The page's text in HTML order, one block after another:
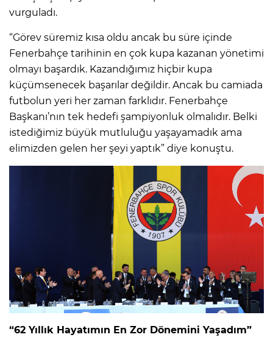
vurguladı.
“Görev süremiz kısa oldu ancak bu süre içinde
Fenerbahçe tarihinin en çok kupa kazanan yönetimi
olmayı başardık. Kazandığımız hiçbir kupa
küçümsenecek başarılar değildir. Ancak bu camiada
futbolun yeri her zaman farklıdır. Fenerbahçe
Başkanı’nın tek hedefi şampiyonluk olmalıdır. Belki
istediğimiz büyük mutluluğu yaşayamadık ama
elimizden gelen her şeyi yaptık” diye konuştu.
“62 Yıllık Hayatımın En Zor Dönemini Yaşadım”